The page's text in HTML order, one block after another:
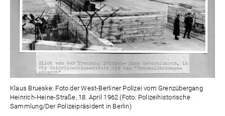
Klaus Brueske: Foto der West-Berliner Polizei vom Grenzübergang
Heinrich-Heine-Straße, 18. April 1962 (Foto: Polizeihistorische
Sammlung/Der Polizeipräsident in Berlin)